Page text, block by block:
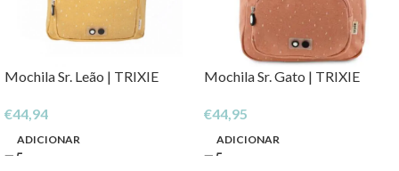
Mochila Sr. Leão | TRIXIE
€44,94
ADICIONAR
Mochila Sr. Gato | TRIXIE
€44,95
ADICIONAR